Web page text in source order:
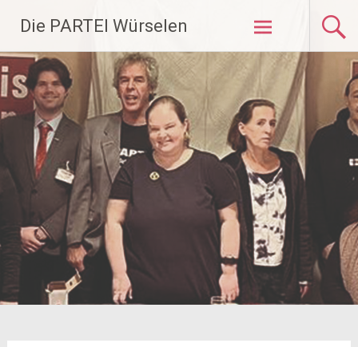
Inhalt
springen
Die PARTEI Würselen